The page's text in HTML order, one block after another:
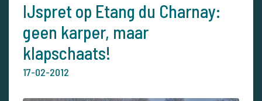
IJspret op Etang du Charnay:
geen karper, maar
klapschaats!
17-02-2012